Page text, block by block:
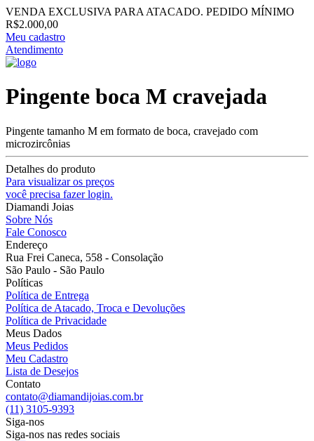
VENDA EXCLUSIVA PARA ATACADO. PEDIDO MÍNIMO
R$2.000,00
Meu cadastro
Atendimento
Pingente boca M cravejada
Pingente tamanho M em formato de boca, cravejado com
microzircônias
Detalhes do produto
Para visualizar os preços
você precisa fazer login.
Diamandi Joias
Sobre Nós
Fale Conosco
Endereço
Rua Frei Caneca, 558 - Consolação
São Paulo - São Paulo
Políticas
Política de Entrega
Política de Atacado, Troca e Devoluções
Política de Privacidade
Meus Dados
Meus Pedidos
Meu Cadastro
Lista de Desejos
Contato
contato@diamandijoias.com.br
(11) 3105-9393
Siga-nos
Siga-nos nas redes sociais